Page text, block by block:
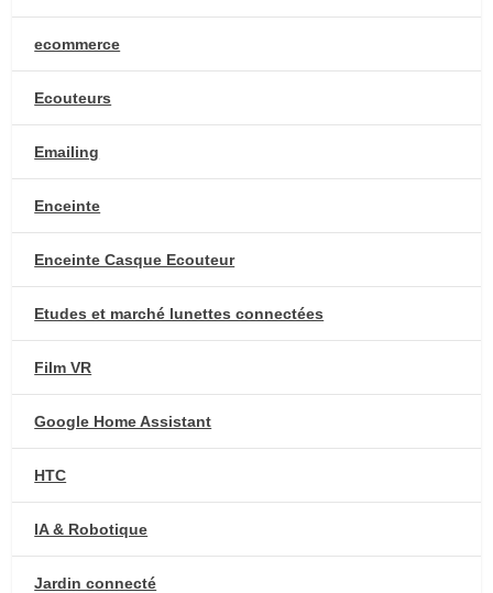
ecommerce
Ecouteurs
Emailing
Enceinte
Enceinte Casque Ecouteur
Etudes et marché lunettes connectées
Film VR
Google Home Assistant
HTC
IA & Robotique
Jardin connecté